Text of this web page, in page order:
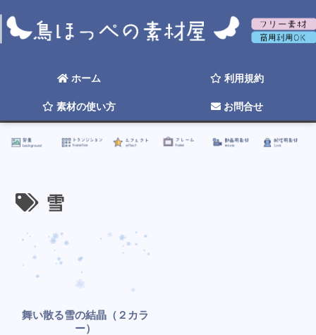
ホーム 利用規約
素材の使い方 お問合せ
☆ 2026年そろそろ更新したい ☆
雪
舞い散る雪の結晶（２カラ
ー）
トランジション エフェクト フレーム 動画用素材 配信用素材